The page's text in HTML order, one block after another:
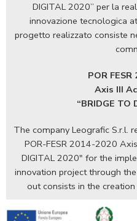
DIGITAL 2020” per la
innovazione tecnologica
progetto realizzato consiste
POR
Axis III
“BRIDGE TO
The company Leografic S.r.l.
POR-FESR 2014-2020
DIGITAL 2020" for the
innovation project through
out consists in the